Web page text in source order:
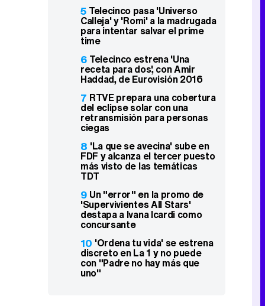
5 Telecinco pasa 'Universo
Calleja' y 'Romi' a la madrugada
para intentar salvar el prime
time
6 Telecinco estrena 'Una
receta para dos', con Amir
Haddad, de Eurovisión 2016
7 RTVE prepara una cobertura
del eclipse solar con una
retransmisión para personas
ciegas
8 'La que se avecina' sube en
FDF y alcanza el tercer puesto
más visto de las temáticas
TDT
9 Un "error" en la promo de
'Supervivientes All Stars'
destapa a Ivana Icardi como
concursante
10 'Ordena tu vida' se estrena
discreto en La 1 y no puede
con "Padre no hay más que
uno"